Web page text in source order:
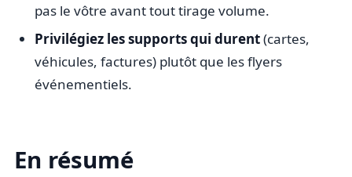
pas le vôtre avant tout tirage volume.
Privilégiez les supports qui durent(cartes,
véhicules, factures) plutôt que les flyers
événementiels.
En résumé